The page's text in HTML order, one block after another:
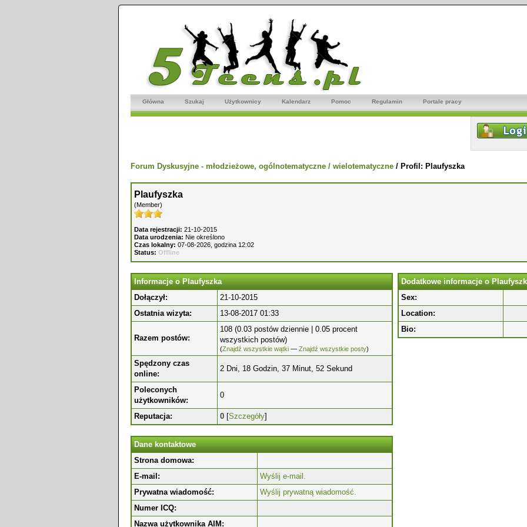
Główna Szukaj Użytkownicy Kalendarz Pomoc Regulamin Portale pracy
Forum Dyskusyjne - młodzieżowe, ogólnotematyczne / wielotematyczne / Profil: Plaufyszka
Plaufyszka
(Member)
Data rejestracji: 21-10-2015
Data urodzenia: Nie określono
Czas lokalny: 07-08-2026, godzina 12:02
Status: Offline
Informacje o Plaufyszka
Dołączył:
21-10-2015
Ostatnia wizyta:
13-08-2017 01:33
Razem postów:
108 (0.03 postów dziennie | 0.05 procent
wszystkich postów)
(Znajdź wszystkie wątki — Znajdź wszystkie posty)
Spędzony czas
online:
2 Dni, 18 Godzin, 37 Minut, 52 Sekund
Poleconych
użytkowników:
0
Reputacja: 0 [Szczegóły]
Dane kontaktowe
Strona domowa:
E-mail:
Wyślij e-mail.
Prywatna wiadomość:
Wyślij prywatną wiadomość.
Numer ICQ:
Nazwa użytkownika AIM:
Dodatkowe informacje o
Sex:
Location:
Bio: